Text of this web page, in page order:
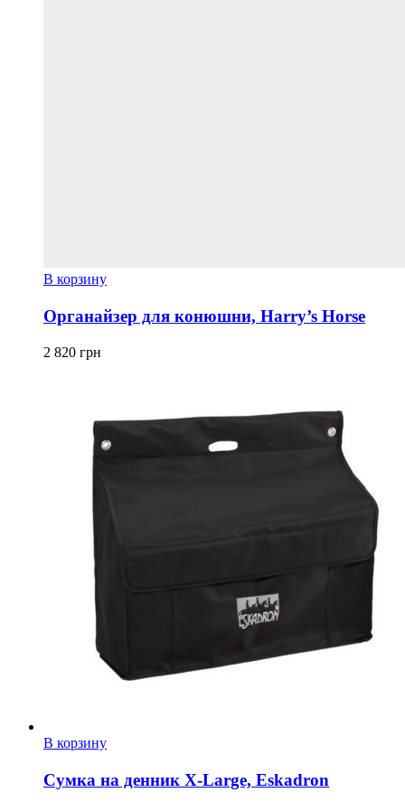
В корзину
Органайзер для конюшни, Harry’s Horse
2 820 грн
В корзину
Сумка на денник X-Large, Eskadron